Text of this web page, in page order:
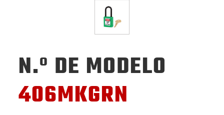
N.º DE MODELO
406MKGRN